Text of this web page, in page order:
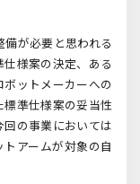
が必要と思われる
様案の決定、ある
ットメーカーへの
準仕様案の妥当性
の事業においては
アームが対象の自